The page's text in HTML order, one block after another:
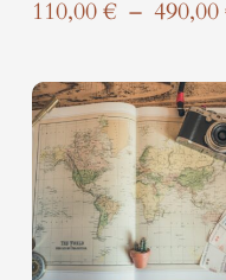
110,00€ – 490,00